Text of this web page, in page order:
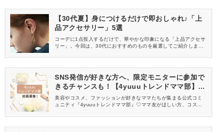
【30代夏】身につけるだけで即おしゃれ♪「上
品アクセサリー」5選
コーデに1点投入するだけで、華やかな印象になる「上品アクセサ
リー」。今回は、30代におすすめのものを厳選してご紹介します
ましょう！
SNS発信が好きな方へ、限定モニターに参加で
きるチャンスも！【4yuuuトレンドママ部】部
員募集中
美容やコスメ、ファッションが好きなママたちが集まる公式コミ
ュニティ『4yuuuトレンドママ部』♡ママ友がほしい方、コスメサ
信してくれる方を募集しています！